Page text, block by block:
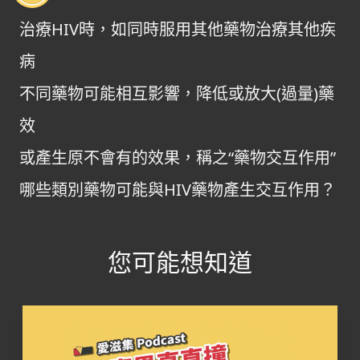
治療HIV時，如同時服用其他藥物治療其他疾
病
不同藥物可能相互影響，降低或放大(過量)藥
效
或產生原不會有的效果，稱之“藥物交互作用”
哪些類別藥物可能與HIV藥物產生交互作用？
您可能想知道